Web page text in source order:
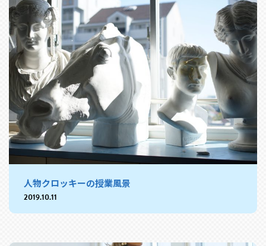
人物クロッキーの授業風景
2019.10.11